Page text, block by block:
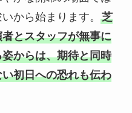
から始まります。 芝
とスタッフが無事に
からは、期待と同時
初日への恐れも伝わ